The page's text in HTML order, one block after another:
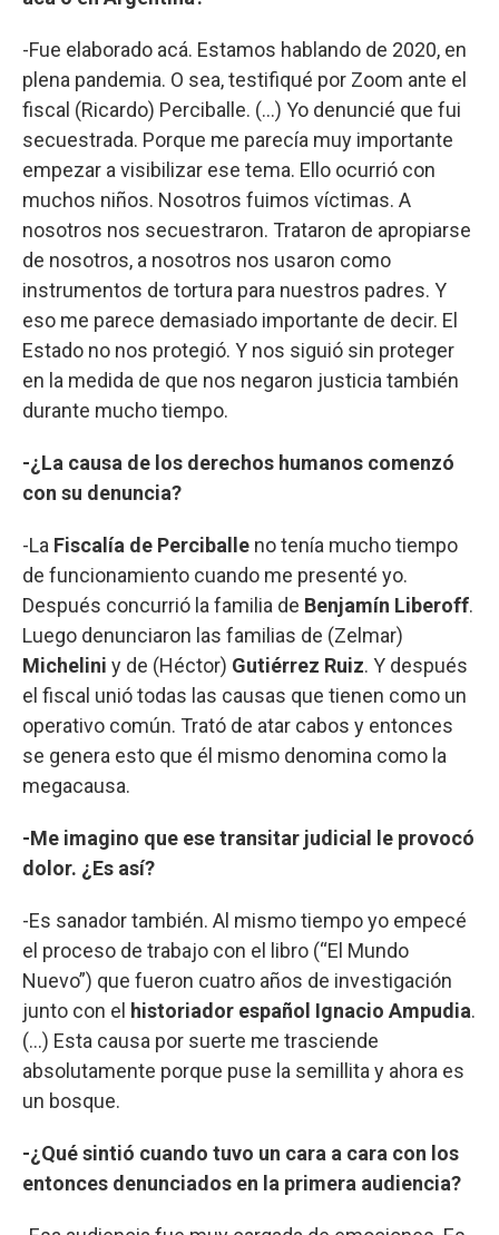
-Fue elaborado acá. Estamos hablando de 2020, en
plena pandemia. O sea, testifiqué por Zoom ante el
fiscal (Ricardo) Perciballe. (...) Yo denuncié que fui
secuestrada. Porque me parecía muy importante
empezar a visibilizar ese tema. Ello ocurrió con
muchos niños. Nosotros fuimos víctimas. A
nosotros nos secuestraron. Trataron de apropiarse
de nosotros, a nosotros nos usaron como
instrumentos de tortura para nuestros padres. Y
eso me parece demasiado importante de decir. El
Estado no nos protegió. Y nos siguió sin proteger
en la medida de que nos negaron justicia también
durante mucho tiempo.
-¿La causa de los derechos humanos comenzó
con su denuncia?
-La Fiscalía de Perciballe no tenía mucho tiempo
de funcionamiento cuando me presenté yo.
Después concurrió la familia de Benjamín Liberoff.
Luego denunciaron las familias de (Zelmar)
Michelini y de (Héctor) Gutiérrez Ruiz. Y después
el fiscal unió todas las causas que tienen como un
operativo común. Trató de atar cabos y entonces
se genera esto que él mismo denomina como la
megacausa.
-Me imagino que ese transitar judicial le provocó
dolor. ¿Es así?
-Es sanador también. Al mismo tiempo yo empecé
el proceso de trabajo con el libro (“El Mundo
Nuevo”) que fueron cuatro años de investigación
junto con el historiador español Ignacio Ampudia.
(...) Esta causa por suerte me trasciende
absolutamente porque puse la semillita y ahora es
un bosque.
-¿Qué sintió cuando tuvo un cara a cara con los
entonces denunciados en la primera audiencia?